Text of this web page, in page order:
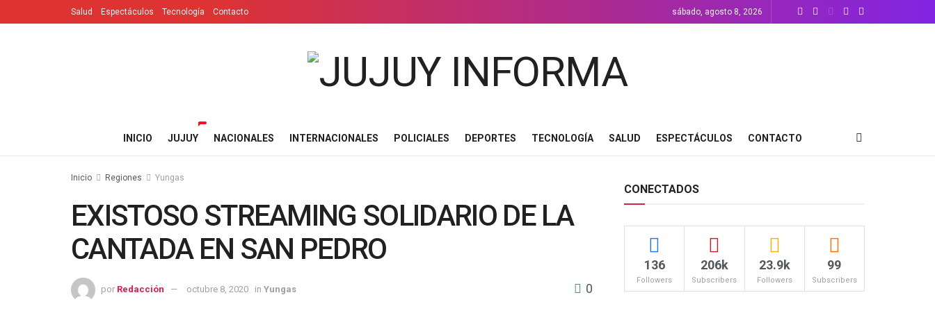
Salud Espectáculos Tecnología Contacto sábado, agosto 8, 2026
INICIO JUJUY NACIONALES INTERNACIONALES POLICIALES DEPORTES TECNOLOGÍA SALUD ESPECTÁCULOS CONTACTO
Inicio Regiones Yungas
EXISTOSO STREAMING SOLIDARIO DE LA
CANTADA EN SAN PEDRO
por Redacción octubre 8, 2020 in Yungas 0
CONECTADOS
136
Followers
206k
Subscribers
23.9k
Followers
99
Subscribers